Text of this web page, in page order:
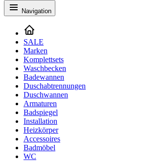
Navigation
SALE
Marken
Komplettsets
Waschbecken
Badewannen
Duschabtrennungen
Duschwannen
Armaturen
Badspiegel
Installation
Heizkörper
Accessoires
Badmöbel
WC